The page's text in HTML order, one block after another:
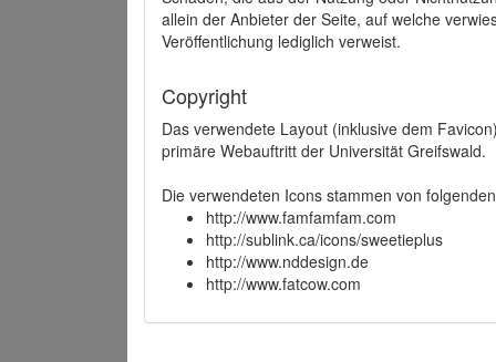
allein der Anbieter der Seite, auf welche
Veröffentlichung lediglich verweist.
Copyright
Das verwendete Layout (inklusive dem
primäre Webauftritt der Universität Greifswald.
Die verwendeten Icons stammen von
http://www.famfamfam.com
http://sublink.ca/icons/sweetieplus
http://www.nddesign.de
http://www.fatcow.com